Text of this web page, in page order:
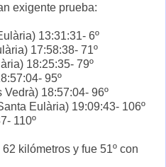
exigente prueba:
13:31:31- 6º
17:58:38- 71º
18:25:35- 79º
95º
18:57:04- 96º
Eulària) 19:09:43- 106º
110º
kilómetros y fue 51º con